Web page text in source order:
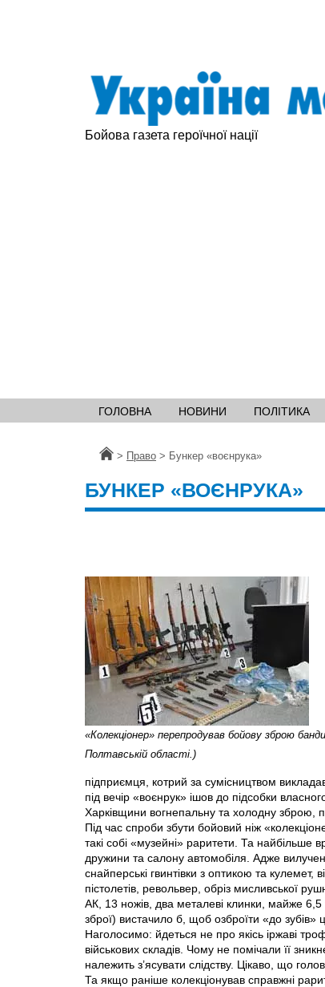
Бойова газета героїчної нації
ГОЛОВНА НОВИНИ ПОЛІТИКА
Головна
> Право > Бункер «воєнрука»
БУНКЕР «ВОЄНРУКА»
«Колекціонер» перепродував бойову зброю
Полтавській області.)
підприємця, котрий за сумісництвом
під вечір «воєнрук» ішов до підсобки
Харківщини вогнепальну та холодну зброю,
Під час спроби збути бойовий ніж
такі собі «музейні» раритети. Та найбільше
дружини та салону автомобіля. Адже
снайперські гвинтівки з оптикою та кулемет,
пістолетів, револьвер, обріз мисливської
АК, 13 ножів, два металеві клинки, майже 6,5
зброї) вистачило б, щоб озброїти «до зубів»
Наголосимо: йдеться не про якісь іржаві
військових складів. Чому не помічали її
належить з’ясувати слідству. Цікаво, що
Та якщо раніше колекціонував справжні